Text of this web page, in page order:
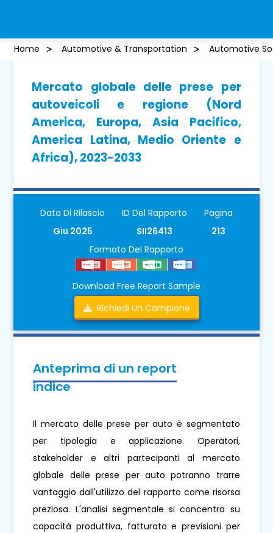
Home Automotive & Transportation Automotive
Mercato globale delle prese per
autoveicoli e regione (Nord
America, Europa, Asia Pacifico,
America Latina, Medio Oriente e
Africa), 2023-2033
Data Di Rilascio
Giu 2025
ID Del Rapporto
SII26413
Pagina
213
Formato Del Rapporto
Download Free Report Sample
Richiedi Un Campione
Anteprima di un report
indice
Il mercato delle prese per auto è segmentato
per tipologia e applicazione. Operatori,
stakeholder e altri partecipanti al mercato
globale delle prese per auto potranno trarre
vantaggio dall'utilizzo del rapporto come risorsa
preziosa. L'analisi segmentale si concentra su
capacità produttiva, fatturato e previsioni per